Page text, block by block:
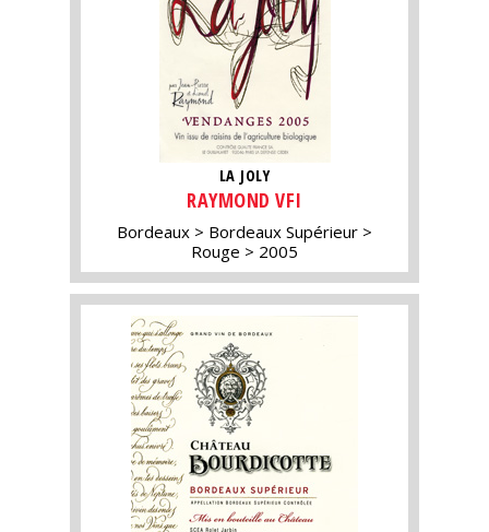
LA JOLY
RAYMOND VFI
Bordeaux
Bordeaux Supérieur
Rouge
2005